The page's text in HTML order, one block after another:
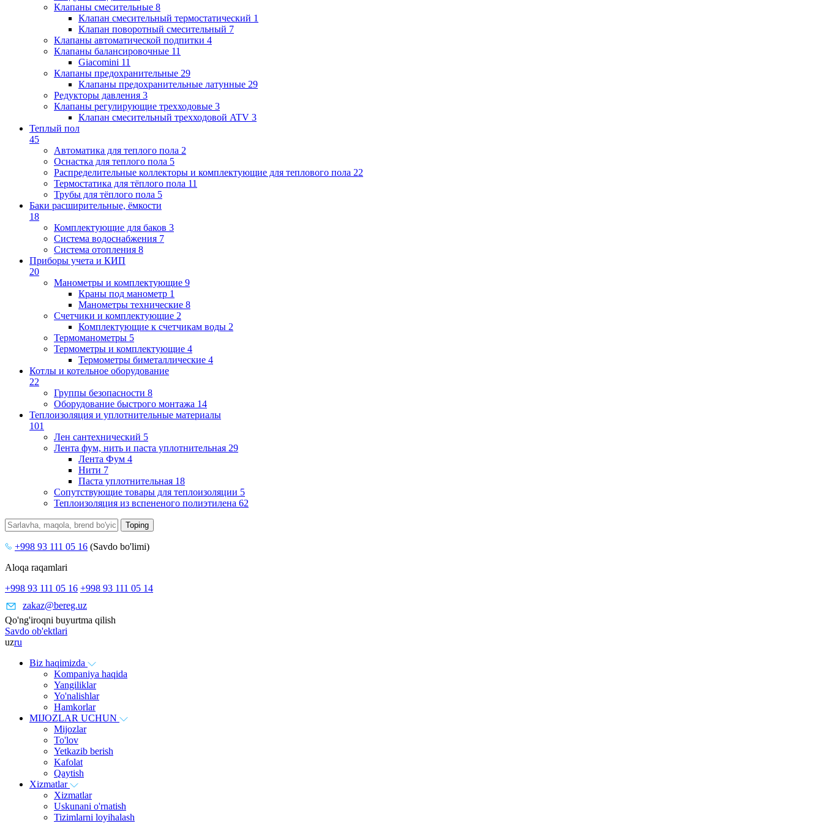
Клапаны cмесительные 8
Клапан cмесительный термостатический 1
Клапан поворотный cмесительный 7
Клапаны автоматической подпитки 4
Клапаны балансировочные 11
Giacomini 11
Клапаны предохранительные 29
Клапаны предохранительные латунные 29
Редукторы давления 3
Клапаны регулирующие трехходовые 3
Клапан смесительный трехходовой ATV 3
Теплый пол
45
Автоматика для теплого пола 2
Оснастка для теплого пола 5
Распределительные коллекторы и комплектующие для теплового пола 22
Термостатика для тёплого пола 11
Трубы для тёплого пола 5
Баки расширительные, ёмкости
18
Комплектующие для баков 3
Система водоснабжения 7
Система отопления 8
Приборы учета и КИП
20
Манометры и комплектующие 9
Краны под манометр 1
Манометры технические 8
Счетчики и комплектующие 2
Комплектующие к счетчикам воды 2
Термоманометры 5
Термометры и комплектующие 4
Термометры биметаллические 4
Котлы и котельное оборудование
22
Группы безопасности 8
Оборудование быстрого монтажа 14
Теплоизоляция и уплотнительные материалы
101
Лен сантехнический 5
Лента фум, нить и паста уплотнительная 29
Лента Фум 4
Нити 7
Паста уплотнительная 18
Сопутствующие товары для теплоизоляции 5
Теплоизоляция из вспененого полиэтилена 62
+998 93 111 05 16 (Savdo bo'limi)
Aloqa raqamlari
+998 93 111 05 16 +998 93 111 05 14
zakaz@bereg.uz
Qo'ng'iroqni buyurtma qilish
Savdo ob'ektlari
uzru
Biz haqimizda
Kompaniya haqida
Yangiliklar
Yo'nalishlar
Hamkorlar
MIJOZLAR UCHUN
Mijozlar
To'lov
Yetkazib berish
Kafolat
Qaytish
Xizmatlar
Xizmatlar
Uskunani o'rnatish
Tizimlarni loyihalash